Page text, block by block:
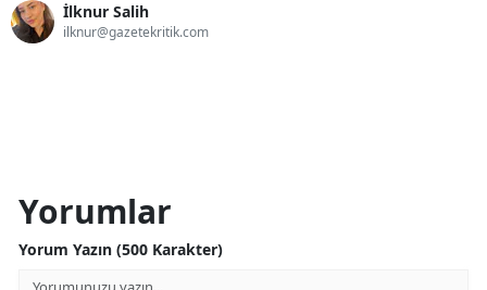
İlknur Salih
ilknur@gazetekritik.com
Yorumlar
Yorum Yazın (500 Karakter)